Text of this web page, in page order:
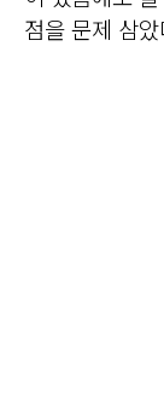
점을 문제 삼